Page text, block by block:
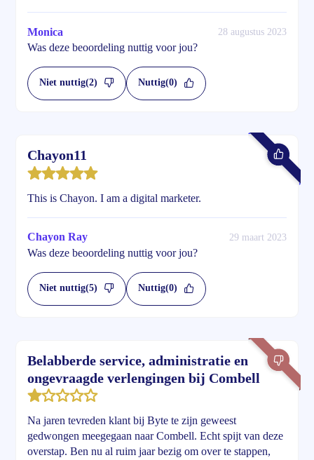
Monica 28 augustus 2023
Was deze beoordeling nuttig voor jou?
Niet nuttig(2) Nuttig(0)
Chayon11
This is Chayon. I am a digital marketer.
Chayon Ray 29 maart 2023
Was deze beoordeling nuttig voor jou?
Niet nuttig(5) Nuttig(0)
Belabberde service, administratie en
ongevraagde verlengingen bij Combell
Na jaren tevreden klant bij Byte te zijn geweest
gedwongen meegegaan naar Combell. Echt spijt van deze
overstap. Ben nu al ruim jaar bezig om over te stappen,